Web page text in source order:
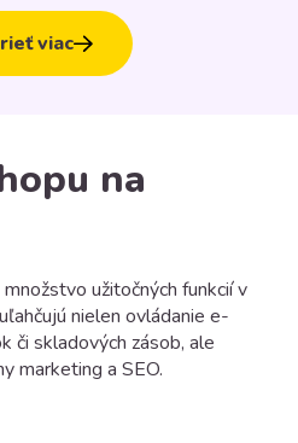
viac
na
užitočných funkcií v
nielen ovládanie e-
či skladových zásob, ale
marketing a SEO.